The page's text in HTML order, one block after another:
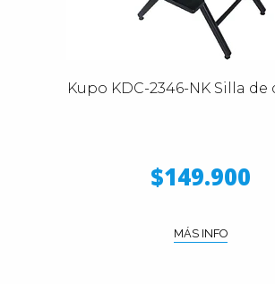
Kupo KDC-2346-NK Silla de
$149.900
MÁS INFO